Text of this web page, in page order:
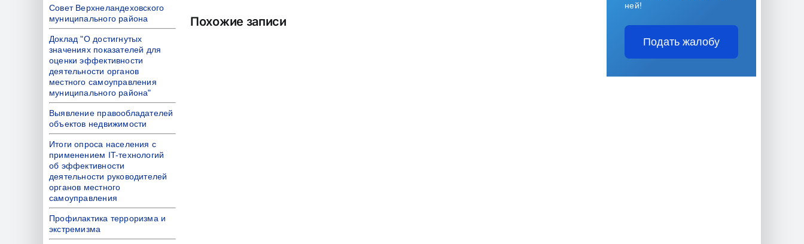
Похожие записи
Совет Верхнеландеховского
муниципального района
Доклад "О достигнутых
значениях показателей для
оценки эффективности
деятельности органов
местного самоуправления
муниципального района"
Выявление правообладателей
объектов недвижимости
Итоги опроса населения с
применением IT-технологий
об эффективности
деятельности руководителей
органов местного
самоуправления
Профилактика терроризма и
экстремизма
ней!
Подать жалобу